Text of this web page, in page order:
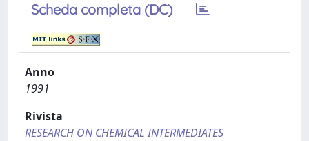
Scheda completa (DC)
Anno
1991
Rivista
RESEARCH ON CHEMICAL INTERMEDIATES